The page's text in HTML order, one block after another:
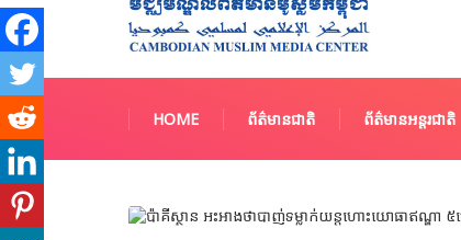
HOME ព័ត៌មានជាតិ ព័ត៌មានអន្តរជាតិ